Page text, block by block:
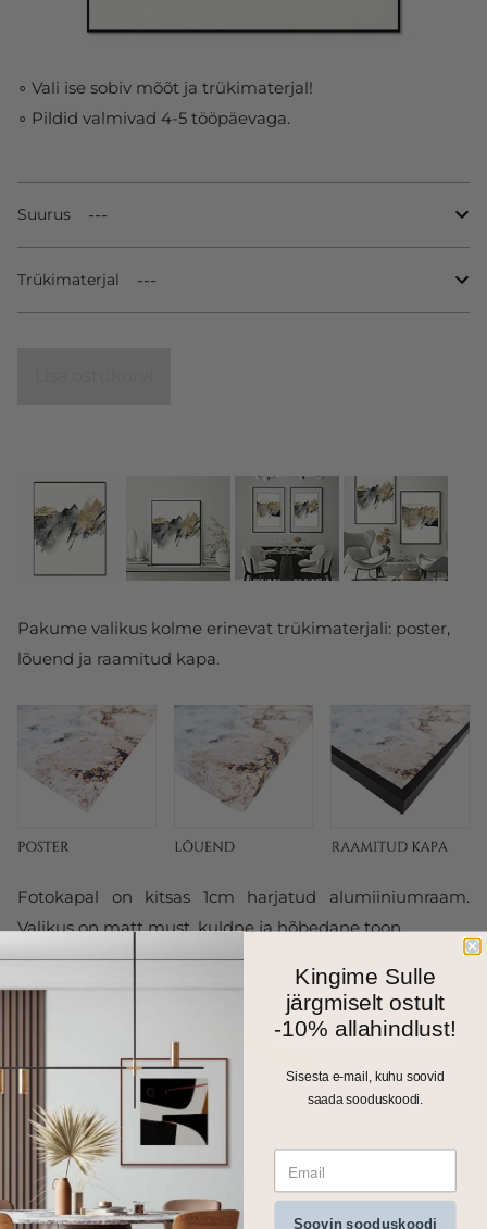
Pakume valikus kolme erinevat trükimaterjali: poster,
lõuend ja raamitud kapa.
Fotokapal on kitsas 1cm harjatud alumiiniumraam.
Valikus on matt must, kuldne ja hõbedane toon.
∘ Vali ise sobiv mõõt ja trükimaterjal!
∘ Pildid valmivad 4-5 tööpäevaga.
Suurus
Trükimaterjal
Kõik meie seinapildid, fotolõuendid ja kapad trükitakse
Kingime Sulle
järgmiselt ostult
-10% allahindlust!
Sisesta e-mail, kuhu soovid
saada sooduskoodi.
Soovin sooduskoodi